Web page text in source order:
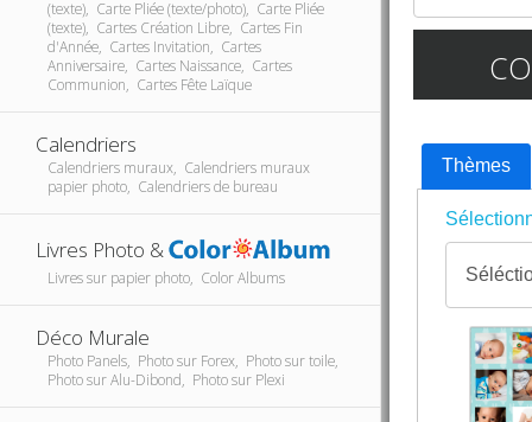
(texte), Carte Pliée (texte/photo), Carte Pliée
(texte), Cartes Création Libre, Cartes Fin
d'Année, Cartes Invitation, Cartes
Anniversaire, Cartes Naissance, Cartes
Communion, Cartes Fête Laïque
Calendriers
Calendriers muraux, Calendriers muraux
papier photo, Calendriers de bureau
Livres Photo &
Livres sur papier photo, Color Albums
Déco Murale
Photo Panels, Photo sur Forex, Photo sur toile,
Photo sur Alu-Dibond, Photo sur Plexi
Thèmes